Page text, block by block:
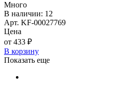
Много
В наличии: 12
Арт. KF-00027769
Цена
от 433 ₽
В корзину
Показать еще